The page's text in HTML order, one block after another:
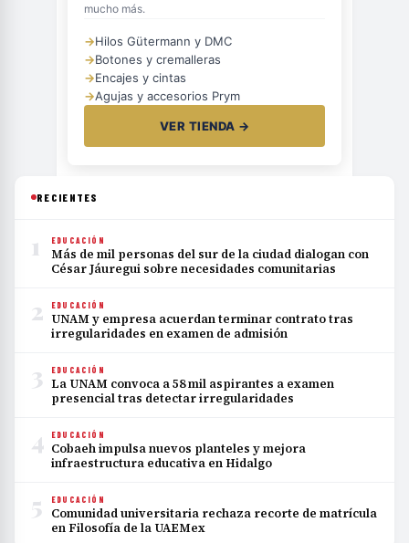
mucho más.
→Hilos Gütermann y DMC
→Botones y cremalleras
→Encajes y cintas
→Agujas y accesorios Prym
VER TIENDA →
RECIENTES
1 EDUCACIÓN
Más de mil personas del sur de la ciudad dialogan con
César Jáuregui sobre necesidades comunitarias
2 EDUCACIÓN
UNAM y empresa acuerdan terminar contrato tras
irregularidades en examen de admisión
3 EDUCACIÓN
La UNAM convoca a 58 mil aspirantes a examen
presencial tras detectar irregularidades
4 EDUCACIÓN
Cobaeh impulsa nuevos planteles y mejora
infraestructura educativa en Hidalgo
5 EDUCACIÓN
Comunidad universitaria rechaza recorte de matrícula
en Filosofía de la UAEMex